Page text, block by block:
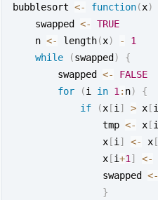
bubblesort <- function(x)
    swapped
<-
TRUE
    n
<- length(x) -
1
while
(swapped )
{
        swapped
<-
FALSE
for
(i in 1 : n)
{
if
(x [i ] > x [i
                tmp
<- x [i
                x
[i ] <- x [
                x
[i+1 ] <-
                swapped
<-
}